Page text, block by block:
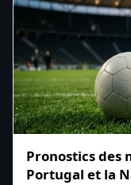
Pronostics des
Portugal et la